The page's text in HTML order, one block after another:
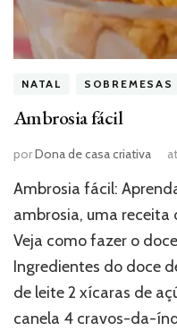
NATAL SOBREMESAS
Ambrosia fácil
porDona de casa criativa
Ambrosia fácil:
ambrosia, uma
Veja como fazer o
Ingredientes do doce
de leite 2 xícaras de
canela 4 cravos-da-